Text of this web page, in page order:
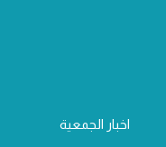
اخبار الجمعية